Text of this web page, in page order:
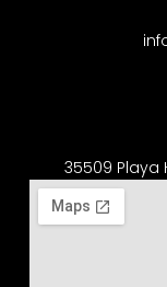
35509 Playa